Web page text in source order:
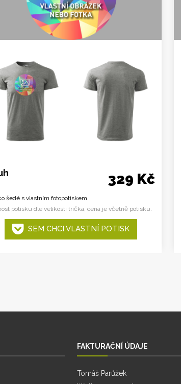
329 Kč
šedé s vlastním fotopotiskem.
potisku dle velikosti trička, cena je včetně potisku.
SEM CHCI VLASTNÍ POTISK
FAKTURAČNÍ ÚDAJE
Tomáš Parůžek